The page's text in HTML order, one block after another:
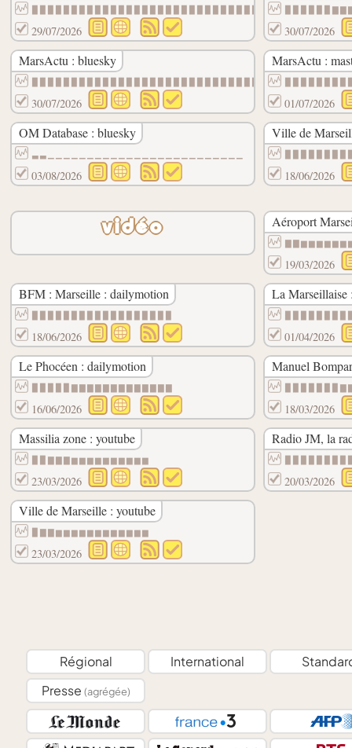
29/07/2026 30/07/2026
MarsActu : bluesky
30/07/2026
MarsActu :
01/07/2026
OM Database : bluesky
▃▃▁▁▁▁▁▁▁▁▁▁▁▁▁▁▁▁▁▁▁▁▁▁▁▁▁
03/08/2026
Ville de
18/06/2026
vidéo Aéroport
19/03/2026
BFM : Marseille : dailymotion
18/06/2026
La Marseillaise
01/04/2026
Le Phocéen : dailymotion
▉▉▉▉▉▇▇▇▇▇▇▇▇▇▇▇▇▇
16/06/2026
Manuel
18/03/2026
Massilia zone : youtube
▉▉▇▇▇▆▆▆▆▆▆▆▆▆▆
23/03/2026
Radio JM, la
20/03/2026
Ville de Marseille : youtube
▉▇▇▆▆▆▆▆▆▆▆▆▆▆▆
23/03/2026
Régional International
Presse (agrégée)